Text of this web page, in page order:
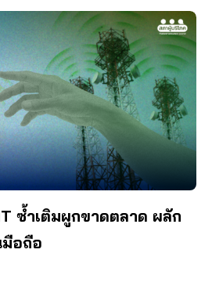
ซ้ำเติมผูกขาดตลาด ผลัก
อถือ